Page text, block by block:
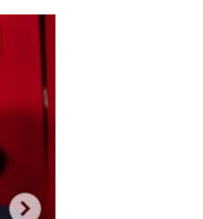
d’alliance
secrète